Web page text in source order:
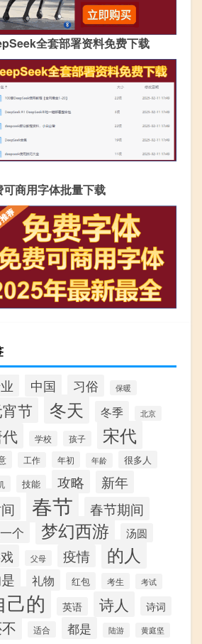
全套部署资料免费下载
可商用字体批量下载
中国 习俗 保暖
节 冬天 冬季 北京
学校 孩子 宋代
工作 年初 年龄 很多人
技能 攻略 新年
春节 春节期间
个 梦幻西游 汤圆
父母 疫情 的人
礼物 红包 考生 考试
己的 英语 诗人 诗词
适合 都是 陆游 黄庭坚